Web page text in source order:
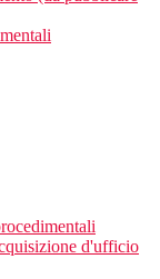
d'ufficio